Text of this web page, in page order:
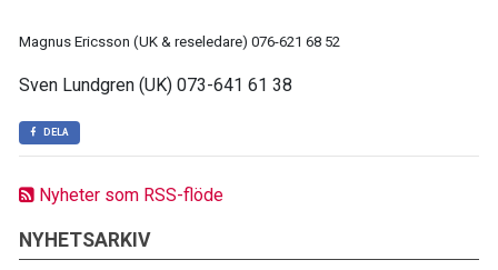
Nyheter som RSS-flöde
NYHETSARKIV
Magnus Ericsson (UK & reseledare) 076-621 68 52
Sven Lundgren (UK) 073-641 61 38
DELA